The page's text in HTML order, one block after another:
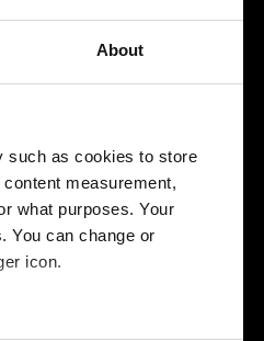
About
such as cookies to store
measurement,
what purposes. Your
You can change or
icon.